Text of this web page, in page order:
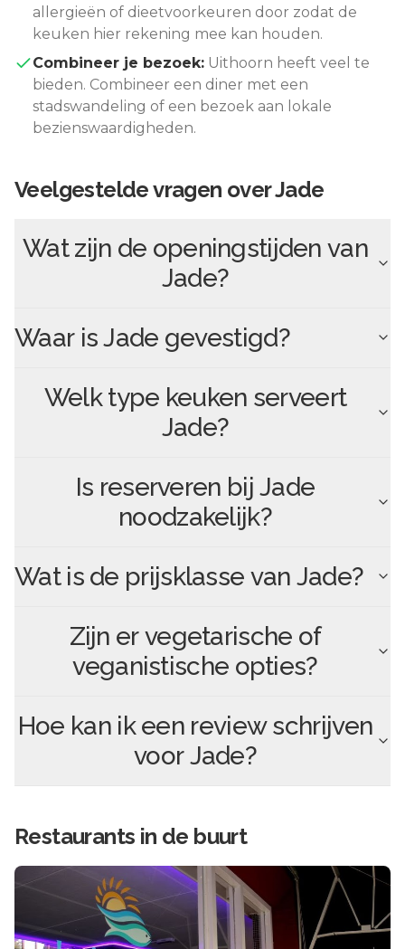
allergieën of dieetvoorkeuren door zodat de
keuken hier rekening mee kan houden.
Combineer je bezoek: Uithoorn heeft veel te
bieden. Combineer een diner met een
stadswandeling of een bezoek aan lokale
bezienswaardigheden.
Veelgestelde vragen overJade
Wat zijn de openingstijden van
Jade?
Waar isJade gevestigd?
Welk type keuken serveert
Jade?
Is reserveren bijJade
noodzakelijk?
Wat is de prijsklasse van Jade?
Zijn er vegetarische of
veganistische opties?
Hoe kan ik een review schrijven
voorJade?
Restaurants in de buurt